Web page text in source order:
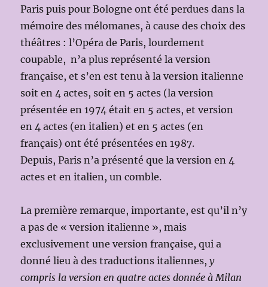
Paris puis pour Bologne ont été perdues dans la
mémoire des mélomanes, à cause des choix des
théâtres : l’Opéra de Paris, lourdement
coupable, n’a plus représenté la version
française, et s’en est tenu à la version italienne
soit en 4 actes, soit en 5 actes (la version
présentée en 1974 était en 5 actes, et version
en 4 actes (en italien) et en 5 actes (en
français) ont été présentées en 1987.
Depuis, Paris n’a présenté que la version en 4
actes et en italien, un comble.
La première remarque, importante, est qu’il n’y
a pas de « version italienne », mais
exclusivement une version française, qui a
donné lieu à des traductions italiennes,y
compris la version en quatre actes donnée à Milan